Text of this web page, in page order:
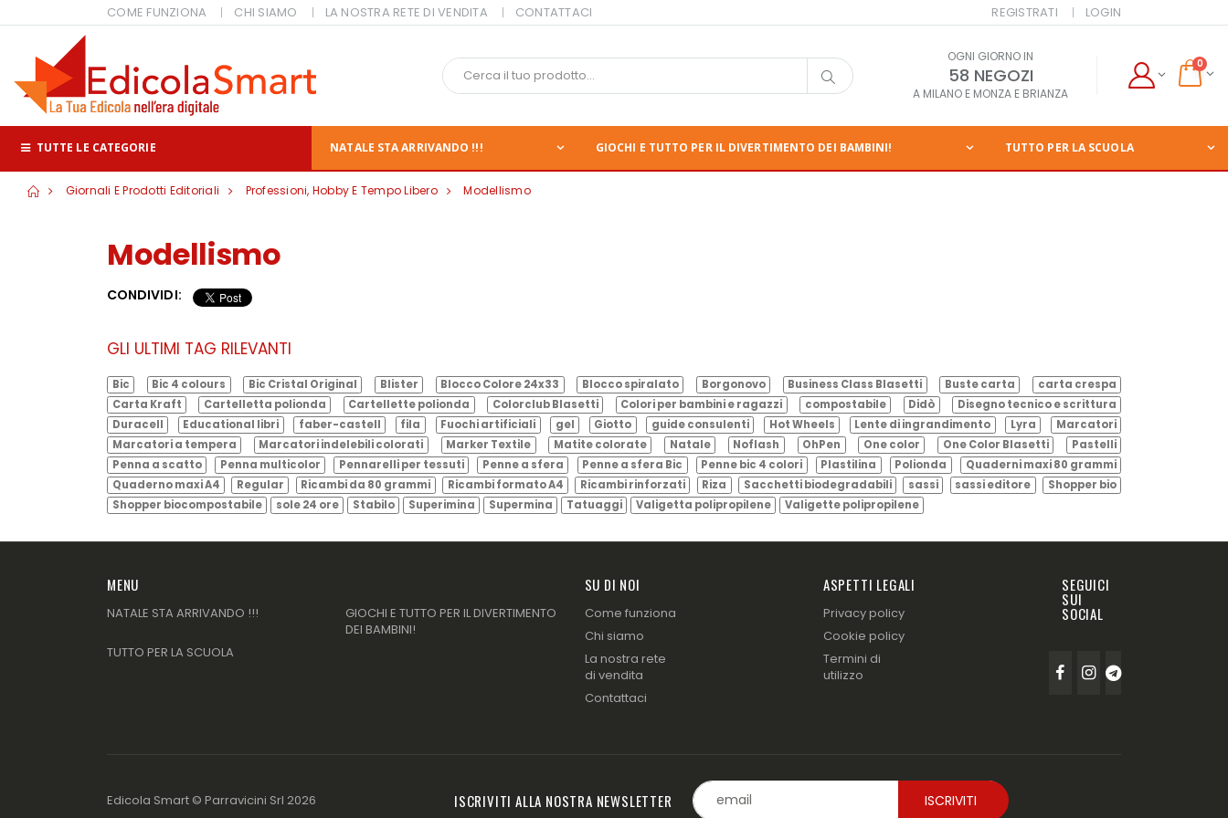
COME FUNZIONA CHI SIAMO LA NOSTRA RETE DI VENDITA CONTATTACI REGISTRATI LOGIN
OGNI GIORNO IN
58 NEGOZI
A MILANO E MONZA E BRIANZA
0
TUTTE LE CATEGORIE NATALE STA ARRIVANDO !!! GIOCHI E TUTTO PER IL DIVERTIMENTO DEI BAMBINI! TUTTO PER LA SCUOLA
Giornali E Prodotti Editoriali Professioni, Hobby E Tempo Libero Modellismo
Modellismo
CONDIVIDI:
GLI ULTIMI TAG RILEVANTI
Bic Bic 4 colours Bic Cristal Original Blister Blocco Colore 24x33 Blocco spiralato Borgonovo Business Class Blasetti Buste carta
carta crespa
Carta Kraft
Cartelletta polionda Cartellette polionda Colorclub Blasetti Colori per bambini e ragazzi compostabile Didò
Disegno tecnico e scrittura
Duracell
Educational libri faber-castell fila Fuochi artificiali gel Giotto guide consulenti Hot Wheels Lente di ingrandimento Lyra
Marcatori
Marcatori a tempera
Marcatori indelebili colorati Marker Textile Matite colorate Natale Noflash OhPen One color One Color Blasetti
Pastelli
Penna a scatto
Penna multicolor Pennarelli per tessuti Penne a sfera Penne a sfera Bic Penne bic 4 colori Plastilina Polionda
Quaderni maxi 80 grammi
Quaderno maxi A4
Regular Ricambi da 80 grammi Ricambi formato A4 Ricambi rinforzati Riza Sacchetti biodegradabili sassi sassi editore
Shopper bio
Shopper biocompostabile
sole 24 ore Stabilo Superimina Supermina Tatuaggi Valigetta polipropilene Valigette polipropilene
MENU
NATALE STA ARRIVANDO !!!
GIOCHI E TUTTO PER IL DIVERTIMENTO
DEI BAMBINI!
TUTTO PER LA SCUOLA
SU DI NOI
Come funziona
Chi siamo
La nostra rete
di vendita
Contattaci
ASPETTI LEGALI
Privacy policy
Cookie policy
Termini di
utilizzo
SEGUICI
SUI
SOCIAL
Edicola Smart © Parravicini Srl 2026 ISCRIVITI ALLA NOSTRA NEWSLETTER